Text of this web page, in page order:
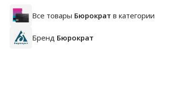
Все товары Бюрократ в категории
Бренд Бюрократ